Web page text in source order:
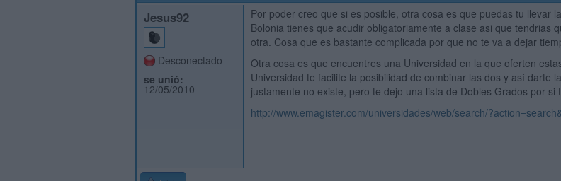
Jesus92
Desconectado
se unió:
12/05/2010
Por poder creo que si es posible, otra cosa es que puedas tu llevar
Bolonia tienes que acudir obligatoriamente a clase asi que tendrias
otra. Cosa que es bastante complicada por que no te va a dejar
Otra cosa es que encuentres una Universidad en la que oferten
Universidad te facilite la posibilidad de combinar las dos y así darte
justamente no existe, pero te dejo una lista de Dobles Grados por si
http://www.emagister.com/universidades/web/search/